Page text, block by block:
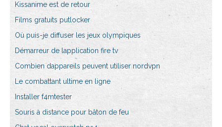
Kissanime est de retour
Films gratuits putlocker
Où puis-je diffuser les jeux olympiques
Démarreur de lapplication fire tv
Combien dappareils peuvent utiliser nordvpn
Le combattant ultime en ligne
Installer f4mtester
Souris à distance pour bâton de feu